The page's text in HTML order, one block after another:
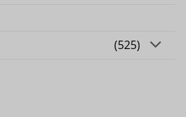
(525)